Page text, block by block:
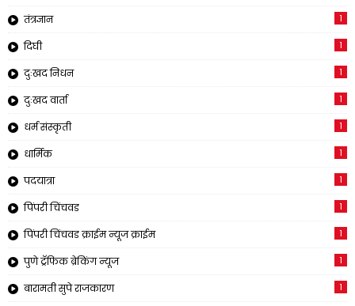
तंत्रज्ञान 1
दिघी 1
दुःखद निधन 1
दुःखद वार्ता 1
धर्म संस्कृती 1
धार्मिक 1
पदयात्रा 1
पिंपरी चिंचवड 1
पिंपरी चिंचवड क्राईम न्यूज क्राईम 1
पुणे ट्रॅफिक ब्रेकिंग न्यूज 1
बारामती सुपे राजकारण 1